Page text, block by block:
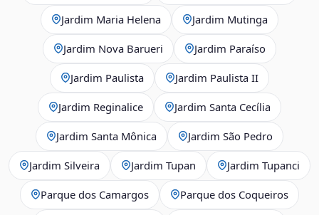
Jardim Maria Helena Jardim Mutinga
Jardim Nova Barueri Jardim Paraíso
Jardim Paulista Jardim Paulista II
Jardim Reginalice Jardim Santa Cecília
Jardim Santa Mônica Jardim São Pedro
Jardim Silveira Jardim Tupan Jardim Tupanci
Parque dos Camargos Parque dos Coqueiros